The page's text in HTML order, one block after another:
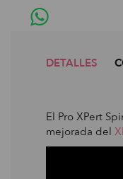
DETALLES
El Pro XPert
mejorada del